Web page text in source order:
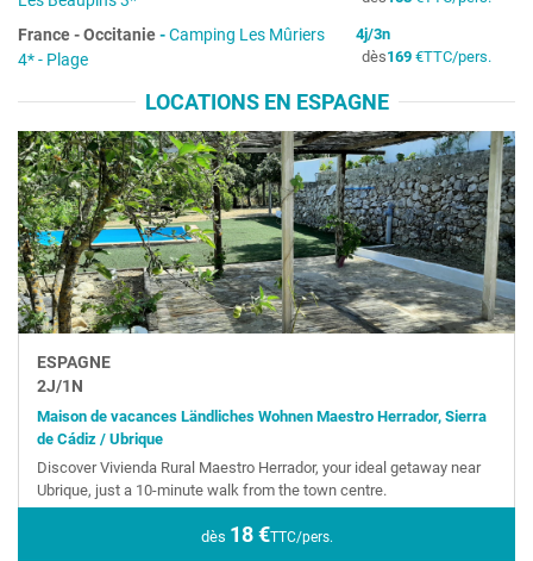
France-Occitanie-Camping Les Mûriers
4* - Plage
4j/3n
dès169€TTC/pers.
LOCATIONS EN ESPAGNE
ESPAGNE
2J/1N
Maison de vacances Ländliches Wohnen Maestro Herrador, Sierra
de Cádiz / Ubrique
Discover Vivienda Rural Maestro Herrador, your ideal getaway near
Ubrique, just a 10-minute walk from the town centre.
dès 18€TTC/pers.